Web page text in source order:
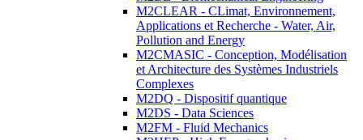
M2CLEAR - CLimat, Environnement,
Applications et Recherche - Water, Air,
Pollution and Energy
M2CMASIC - Conception, Modélisation
et Architecture des Systèmes Industriels
Complexes
M2DQ - Dispositif quantique
M2DS - Data Sciences
M2FM - Fluid Mechanics